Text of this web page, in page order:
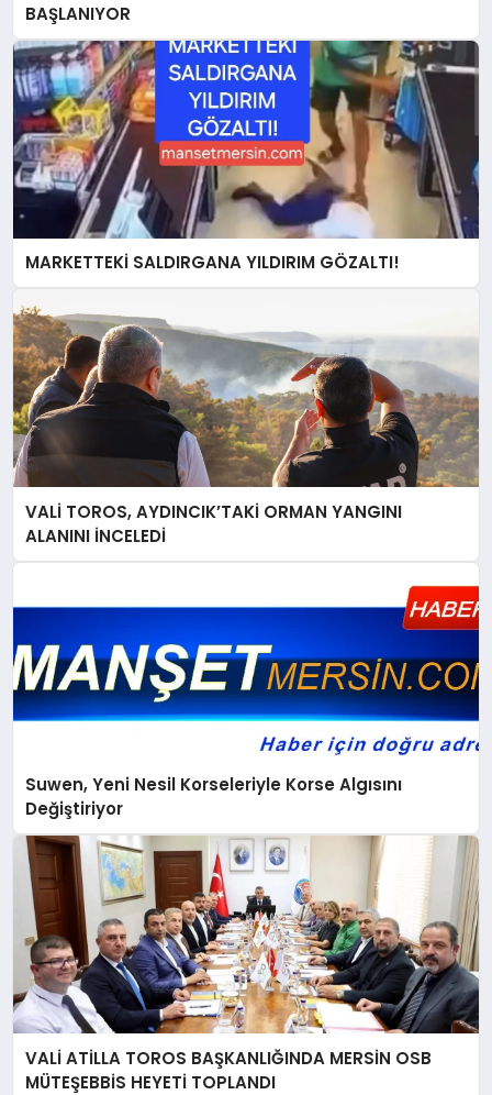
BAŞLANIYOR
MARKETTEKİ SALDIRGANA YILDIRIM GÖZALTI!
VALİ TOROS, AYDINCIK’TAKİ ORMAN YANGINI
ALANINI İNCELEDİ
Suwen, Yeni Nesil Korseleriyle Korse Algısını
Değiştiriyor
VALİ ATİLLA TOROS BAŞKANLIĞINDA MERSİN OSB
MÜTEŞEBBİS HEYETİ TOPLANDI